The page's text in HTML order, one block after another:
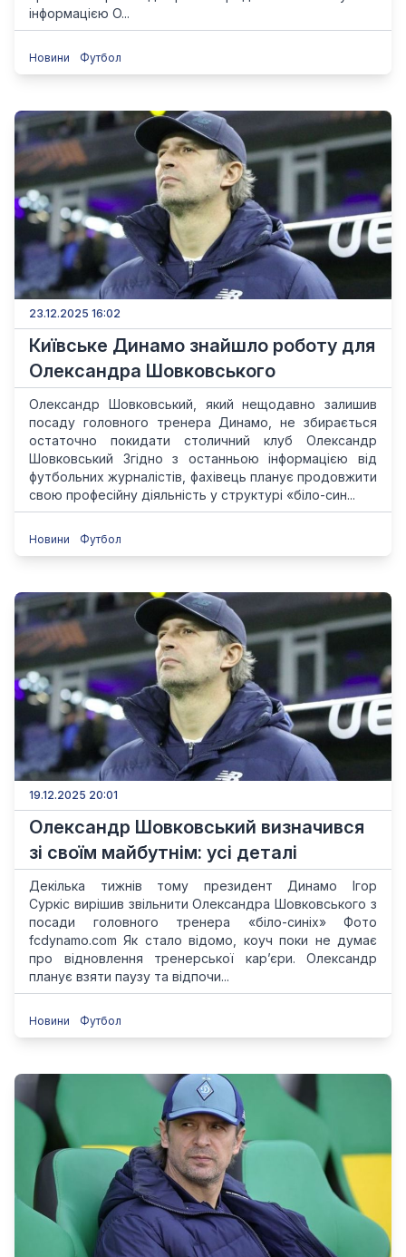
інформацією О...
Новини Футбол
23.12.2025 16:02
Київське Динамо знайшло роботу для
Олександра Шовковського
Олександр Шовковський, який нещодавно залишив
посаду головного тренера Динамо, не збирається
остаточно покидати столичний клуб Олександр
Шовковський Згідно з останньою інформацією від
футбольних журналістів, фахівець планує продовжити
свою професійну діяльність у структурі «біло-син...
Новини Футбол
19.12.2025 20:01
Олександр Шовковський визначився
зі своїм майбутнім: усі деталі
Декілька тижнів тому президент Динамо Ігор
Суркіс вирішив звільнити Олександра Шовковського з
посади головного тренера «біло-синіх» Фото
fcdynamo.com Як стало відомо, коуч поки не думає
про відновлення тренерської карʼєри. Олександр
планує взяти паузу та відпочи...
Новини Футбол